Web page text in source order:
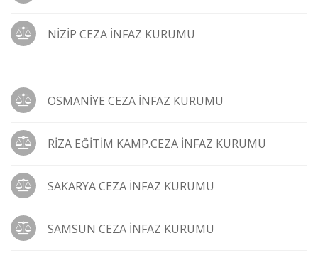
NİZİP CEZA İNFAZ KURUMU
OSMANİYE CEZA İNFAZ KURUMU
RİZA EĞİTİM KAMP.CEZA İNFAZ KURUMU
SAKARYA CEZA İNFAZ KURUMU
SAMSUN CEZA İNFAZ KURUMU